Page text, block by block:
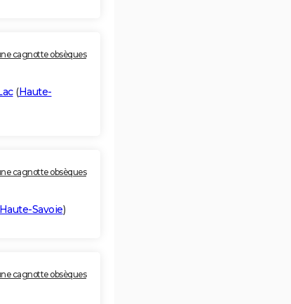
cagnotte obsèques
(Haute-
cagnotte obsèques
Savoie)
cagnotte obsèques